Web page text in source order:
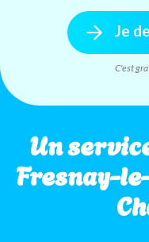
Je
C'est
Un
Fresnay-